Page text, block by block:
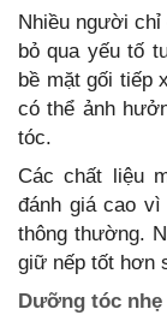
Nhiều người
bỏ qua yếu tố
bề mặt gối tiếp
có thể ảnh
tóc.
Các chất liệu
đánh giá cao
thông thường.
giữ nếp tốt hơn
Dưỡng tóc